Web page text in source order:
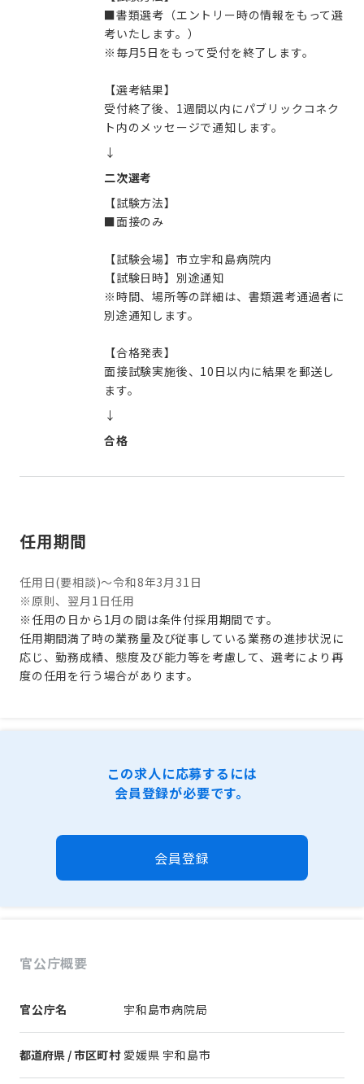
■書類選考（エントリー時の情報をもって選
考いたします。）
※毎月5日をもって受付を終了します。
【選考結果】
受付終了後、1週間以内にパブリックコネク
ト内のメッセージで通知します。
↓
二次選考
【試験方法】
■面接のみ
【試験会場】市立宇和島病院内
【試験日時】別途通知
※時間、場所等の詳細は、書類選考通過者に
別途通知します。
【合格発表】
面接試験実施後、10日以内に結果を郵送し
ます。
↓
合格
任用期間
任用日(要相談)～令和8年3月31日
※原則、翌月1日任用
※任用の日から1月の間は条件付採用期間です。
任用期間満了時の業務量及び従事している業務の進捗状況に
応じ、勤務成績、態度及び能力等を考慮して、選考により再
度の任用を行う場合があります。
この求人に応募するには
会員登録が必要です。
会員登録
官公庁概要
官公庁名 宇和島市病院局
都道府県 / 市区町村 愛媛県 宇和島市